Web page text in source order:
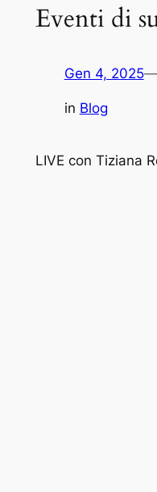
Eventi di
Gen 4, 2025—
in Blog
LIVE con Tiziana